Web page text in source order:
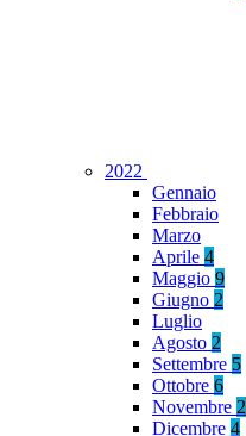
2022
Gennaio
Febbraio
Marzo
Aprile 4
Maggio 9
Giugno 2
Luglio
Agosto 2
Settembre 5
Ottobre 6
Novembre 2
Dicembre 4